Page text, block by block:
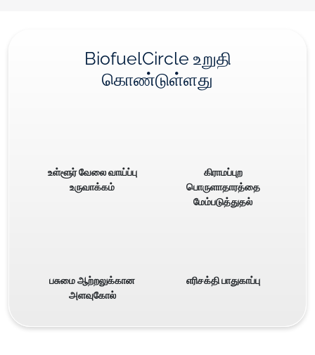
BiofuelCircle உறுதி
கொண்டுள்ளது
உள்ளூர் வேலை வாய்ப்பு
உருவாக்கம்
கிராமப்புற
பொருளாதாரத்தை
மேம்படுத்துதல்
பசுமை ஆற்றலுக்கான
அளவுகோல்
எரிசக்தி பாதுகாப்பு